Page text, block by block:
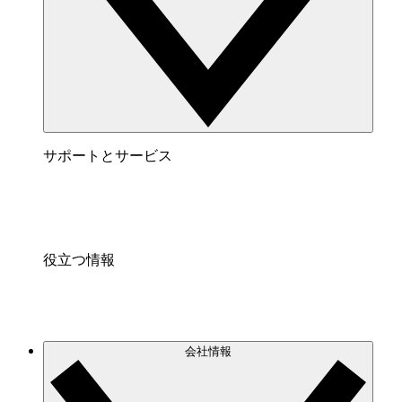
サポートとサービス
役立つ情報
会社情報